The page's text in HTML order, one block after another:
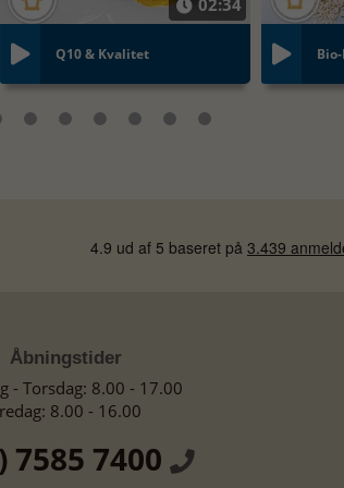
02:34
Q10 & Kvalitet
Åbningstider
- Torsdag: 8.00 - 17.00
8.00 - 16.00
7585 7400